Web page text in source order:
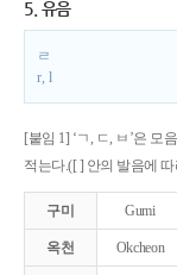
5. 유음
ㄹ
r, l
[붙임 1] ‘ㄱ, ㄷ, ㅂ’은 모
적는다.([ ] 안의 발음에
구미 Gumi
옥천 Okcheon